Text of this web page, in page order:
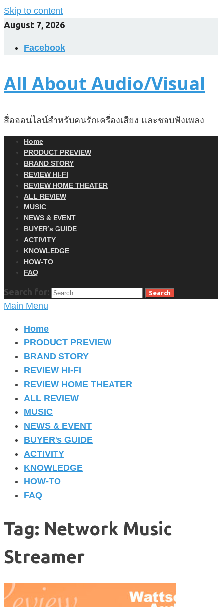
Skip to content
August 7, 2026
Facebook
All About Audio/Visual
สื่อออนไลน์สำหรับคนรักเครื่องเสียง และชอบฟังเพลง
Home
PRODUCT PREVIEW
BRAND STORY
REVIEW HI-FI
REVIEW HOME THEATER
ALL REVIEW
MUSIC
NEWS & EVENT
BUYER’s GUIDE
ACTIVITY
KNOWLEDGE
HOW-TO
FAQ
Search for:
Main Menu
Home
PRODUCT PREVIEW
BRAND STORY
REVIEW HI-FI
REVIEW HOME THEATER
ALL REVIEW
MUSIC
NEWS & EVENT
BUYER’s GUIDE
ACTIVITY
KNOWLEDGE
HOW-TO
FAQ
Tag: Network Music
Streamer